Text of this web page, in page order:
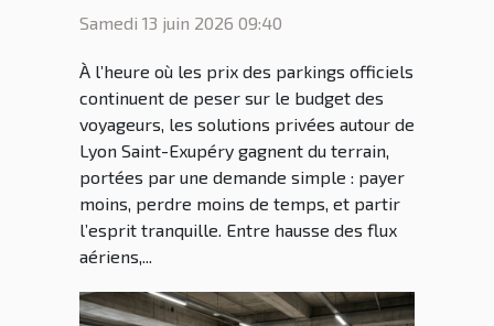
Lyon Saint Ex malin
Samedi 13 juin 2026 09:40
À l’heure où les prix des parkings officiels
continuent de peser sur le budget des
voyageurs, les solutions privées autour de
Lyon Saint-Exupéry gagnent du terrain,
portées par une demande simple : payer
moins, perdre moins de temps, et partir
l’esprit tranquille. Entre hausse des flux
aériens,...